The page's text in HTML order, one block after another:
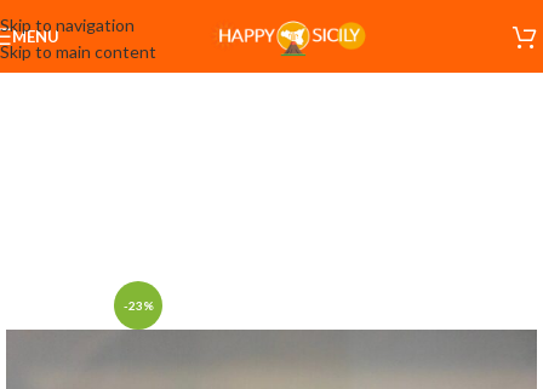
Skip to navigation
Skip to main content
MENU
-23%